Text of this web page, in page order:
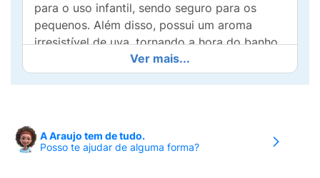
para o uso infantil, sendo seguro para os
pequenos. Além disso, possui um aroma
irresistível de uva, tornando a hora do banho
ainda mais divertida. Proporcione cuidado e
hidratação aos cabelos das crianças com
Ver mais...
A Araujo tem de tudo.
Posso te ajudar de alguma forma?